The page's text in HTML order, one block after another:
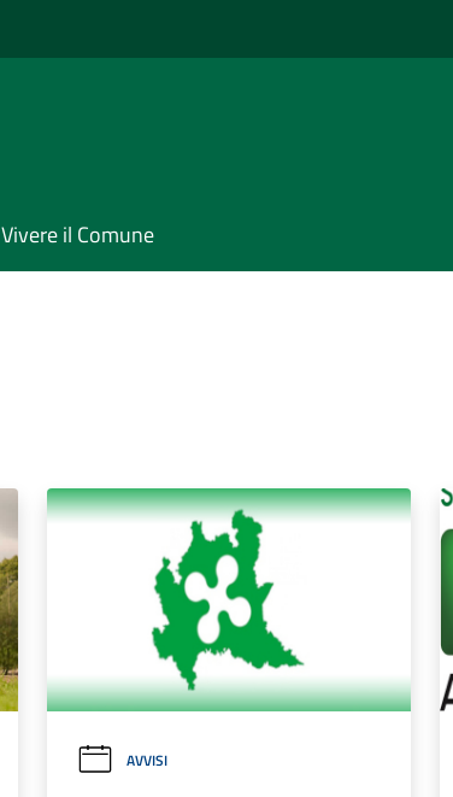
Vivere il Comune
AVVISI